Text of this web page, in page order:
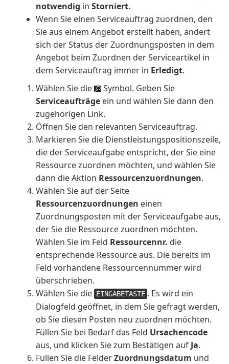
notwendig in Storniert.
Wenn Sie einen Serviceauftrag zuordnen, den
Sie aus einem Angebot erstellt haben, ändert
sich der Status der Zuordnungsposten in dem
Angebot beim Zuordnen der Serviceartikel in
dem Serviceauftrag immer in Erledigt.
Wählen Sie die
Symbol. Geben Sie
Serviceaufträge ein und wählen Sie dann den
zugehörigen Link.
Öffnen Sie den relevanten Serviceauftrag.
Markieren Sie die Dienstleistungspositionszeile,
die der Serviceaufgabe entspricht, der Sie eine
Ressource zuordnen möchten, und wählen Sie
dann die Aktion Ressourcenzuordnungen.
Wählen Sie auf der Seite
Ressourcenzuordnungen einen
Zuordnungsposten mit der Serviceaufgabe aus,
der Sie die Ressource zuordnen möchten.
Wählen Sie im Feld Ressourcennr. die
entsprechende Ressource aus. Die bereits im
Feld vorhandene Ressourcennummer wird
überschrieben.
Wählen Sie die EINGABETASTE . Es wird ein
Dialogfeld geöffnet, in dem Sie gefragt werden,
ob Sie diesen Posten neu zuordnen möchten.
Füllen Sie bei Bedarf das Feld Ursachencode
aus, und klicken Sie zum Bestätigen auf Ja.
Füllen Sie die FelderZuordnungsdatum und